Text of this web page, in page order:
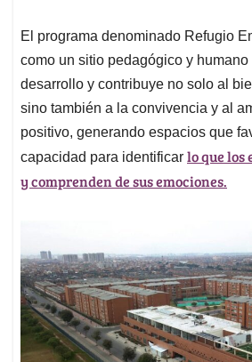
El programa denominado Refugio
como un sitio pedagógico y humano
desarrollo y contribuye no solo al
sino también a la convivencia y al
positivo, generando espacios que
capacidad para identificar lo que los
y comprenden de sus emociones.